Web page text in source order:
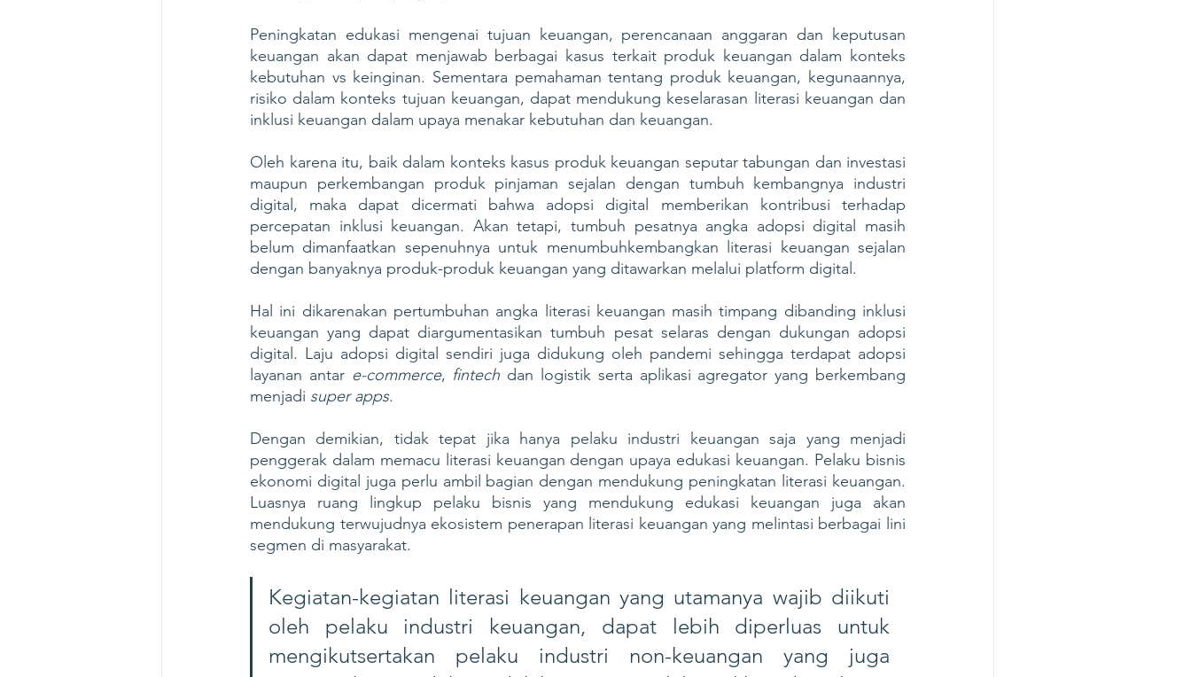
Peningkatan edukasi mengenai tujuan keuangan, perencanaan anggaran dan keputusan
keuangan akan dapat menjawab berbagai kasus terkait produk keuangan dalam konteks
kebutuhan vs keinginan. Sementara pemahaman tentang produk keuangan, kegunaannya,
risiko dalam konteks tujuan keuangan, dapat mendukung keselarasan literasi keuangan dan
inklusi keuangan dalam upaya menakar kebutuhan dan keuangan.
Oleh karena itu, baik dalam konteks kasus produk keuangan seputar tabungan dan investasi
maupun perkembangan produk pinjaman sejalan dengan tumbuh kembangnya industri
digital, maka dapat dicermati bahwa adopsi digital memberikan kontribusi terhadap
percepatan inklusi keuangan. Akan tetapi, tumbuh pesatnya angka adopsi digital masih
belum dimanfaatkan sepenuhnya untuk menumbuhkembangkan literasi keuangan sejalan
dengan banyaknya produk-produk keuangan yang ditawarkan melalui platform digital.
Hal ini dikarenakan pertumbuhan angka literasi keuangan masih timpang dibanding inklusi
keuangan yang dapat diargumentasikan tumbuh pesat selaras dengan dukungan adopsi
digital. Laju adopsi digital sendiri juga didukung oleh pandemi sehingga terdapat adopsi
layanan antar e-commerce, fintech dan logistik serta aplikasi agregator yang berkembang
menjadi super apps.
Dengan demikian, tidak tepat jika hanya pelaku industri keuangan saja yang menjadi
penggerak dalam memacu literasi keuangan dengan upaya edukasi keuangan. Pelaku bisnis
ekonomi digital juga perlu ambil bagian dengan mendukung peningkatan literasi keuangan.
Luasnya ruang lingkup pelaku bisnis yang mendukung edukasi keuangan juga akan
mendukung terwujudnya ekosistem penerapan literasi keuangan yang melintasi berbagai lini
segmen di masyarakat.
Kegiatan-kegiatan literasi keuangan yang utamanya wajib diikuti
oleh pelaku industri keuangan, dapat lebih diperluas untuk
mengikutsertakan pelaku industri non-keuangan yang juga